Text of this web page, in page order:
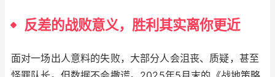
反差的战败意义，胜利其实离你更近
面对一场出人意料的失败，大部分人会沮丧、质疑，甚至